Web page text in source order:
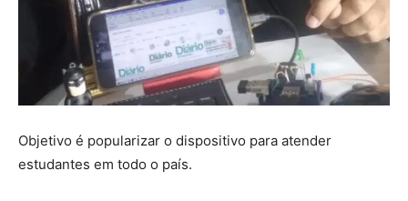
Objetivo é popularizar o dispositivo para atender
estudantes em todo o país.